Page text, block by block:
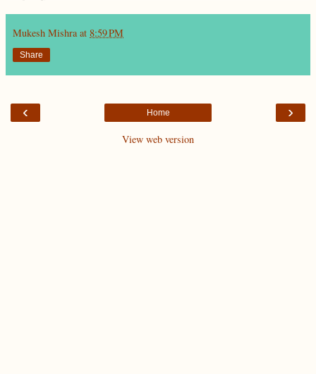
Mukesh Mishra at 8:59 PM
Share
‹ ›
Home
View web version